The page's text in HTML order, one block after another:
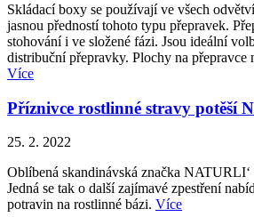
Skládací boxy se používají ve všech
jasnou předností tohoto typu přepravek.
stohování i ve složené fázi. Jsou ideální
distribuční přepravky. Plochy na přepravce
Více
Příznivce rostlinné stravy potěší
25. 2. 2022
Oblíbená skandinávská značka NATURLI‘
Jedná se tak o další zajímavé zpestření
potravin na rostlinné bázi. Více